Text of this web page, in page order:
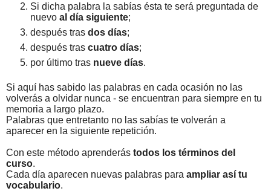
Si dicha palabra la sabías ésta te será preguntada de
nuevo al día siguiente;
después tras dos días;
después tras cuatro días;
por último tras nueve días.
Si aquí has sabido las palabras en cada ocasión no las
volverás a olvidar nunca - se encuentran para siempre en tu
memoria a largo plazo.
Palabras que entretanto no las sabías te volverán a
aparecer en la siguiente repetición.
Con este método aprenderás todos los términos del
curso.
Cada día aparecen nuevas palabras para ampliar así tu
vocabulario.